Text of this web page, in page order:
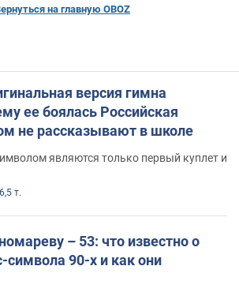
на главную OBOZ
версия гимна
ее боялась Российская
не рассказывают в школе
являются только первый куплет и
т.
– 53: что известно о
символа 90-х и как они